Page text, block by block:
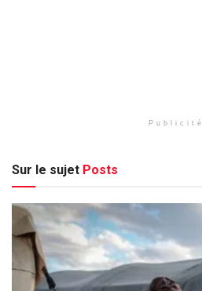
Publicité
Sur le sujet Posts